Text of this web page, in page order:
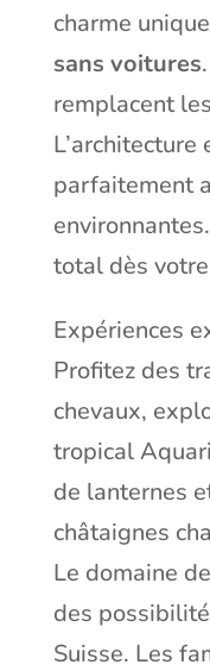
charme
sans voitures
remplacent
L’architecture
parfaitement
total dès
Expériences
Profitez des
chevaux,
tropical
de lanternes
châtaignes
Le domaine
des
Suisse. Les